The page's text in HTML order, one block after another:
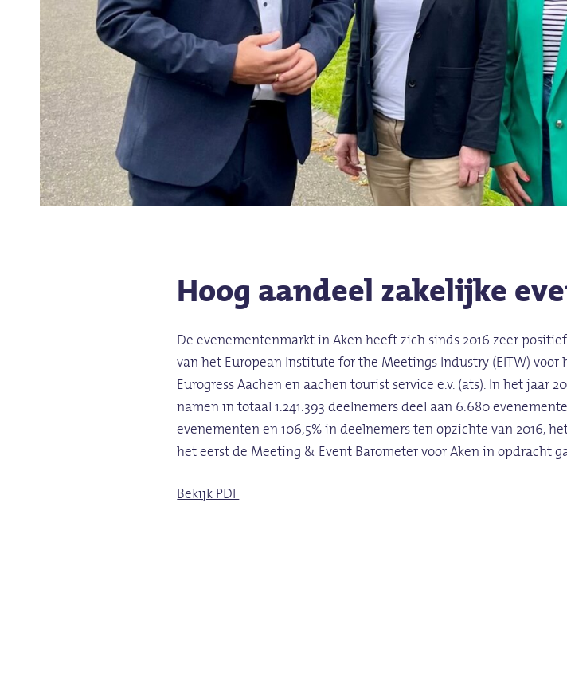
Hoogaandeelzakelijke
De evenementenmarkt in Aken heeft zich sinds 2016 zeer
van het European Institute for the Meetings Industry (EITW)
Eurogress Aachen en aachen tourist service e.v. (ats). In het jaar
namen in totaal 1.241.393 deelnemers deel aan 6.680
evenementen en 106,5% in deelnemers ten opzichte van 2016,
het eerst de Meeting & Event Barometer voor Aken in opdracht
Bekijk PDF